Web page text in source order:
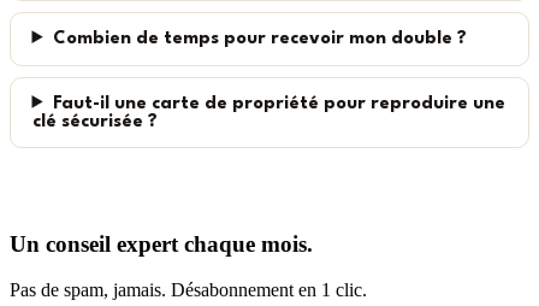
Combien de temps pour recevoir mon double ?
Faut-il une carte de propriété pour reproduire une
clé sécurisée ?
Un conseil expert chaque mois.
Pas de spam, jamais. Désabonnement en 1 clic.